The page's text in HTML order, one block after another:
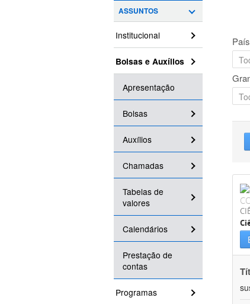
ASSUNTOS
Institucional
Bolsas e Auxílios
Apresentação
Bolsas
Auxílios
Chamadas
Tabelas de
valores
Calendários
Prestação de
contas
Programas
País